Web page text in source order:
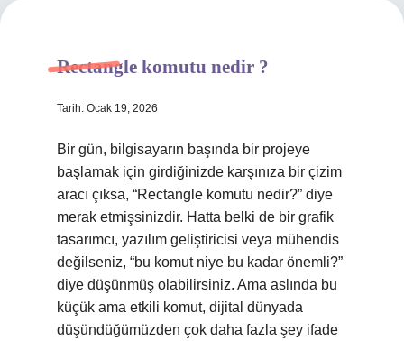
Hakkımızda
Rectangle komutu nedir ?
Tarih: Ocak 19, 2026
Bir gün, bilgisayarın başında bir projeye
başlamak için girdiğinizde karşınıza bir çizim
aracı çıksa, “Rectangle komutu nedir?” diye
merak etmişsinizdir. Hatta belki de bir grafik
tasarımcı, yazılım geliştiricisi veya mühendis
değilseniz, “bu komut niye bu kadar önemli?”
diye düşünmüş olabilirsiniz. Ama aslında bu
küçük ama etkili komut, dijital dünyada
düşündüğümüzden çok daha fazla şey ifade